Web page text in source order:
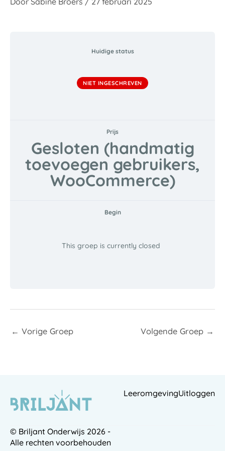
Huidige status
NIET INGESCHREVEN
Prijs
Gesloten (handmatig
toevoegen gebruikers,
WooCommerce)
Begin
This groep is currently closed
← Vorige Groep Volgende Groep →
LeeromgevingUitloggen
© Briljant Onderwijs 2026 -
Alle rechten voorbehouden